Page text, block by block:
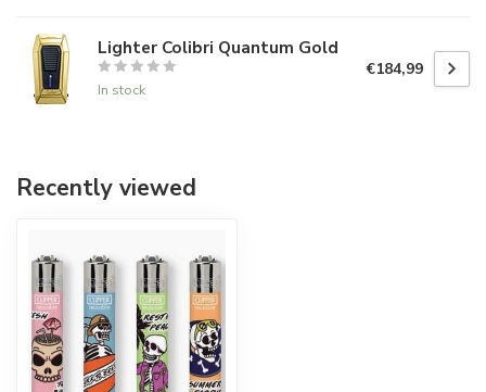
Lighter Colibri Quantum Gold
In stock
€184,99
Recently viewed